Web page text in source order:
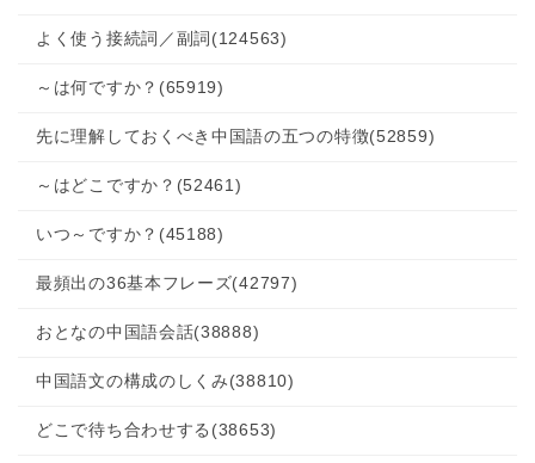
よく使う接続詞／副詞(124563)
～は何ですか？ (65919)
先に理解しておくべき中国語の五つの特徴(52859)
～はどこですか？ (52461)
いつ～ですか？ (45188)
最頻出の36基本フレーズ(42797)
おとなの中国語会話(38888)
中国語文の構成のしくみ(38810)
どこで待ち合わせする (38653)